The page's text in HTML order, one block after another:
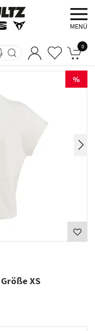
MENÜ
0
%
XS